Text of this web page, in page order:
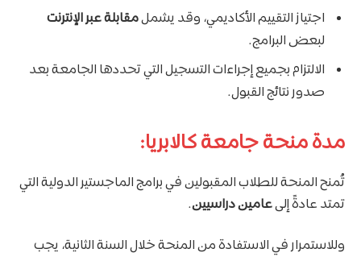
اجتياز التقييم الأكاديمي، وقد يشملمقابلة عبر الإنترنت
لبعض البرامج.
الالتزام بجميع إجراءات التسجيل التي تحددها الجامعة بعد
صدور نتائج القبول.
مدة منحة جامعة كالابريا:
تُمنح المنحة للطلاب المقبولين في برامج الماجستير الدولية التي
تمتد عادةً إلىعامين دراسيين.
وللاستمرار في الاستفادة من المنحة خلال السنة الثانية، يجب